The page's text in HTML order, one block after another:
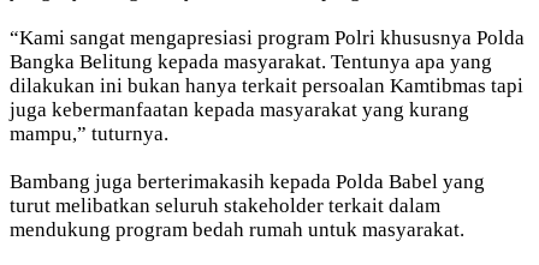
“Kami sangat mengapresiasi program Polri khususnya Polda
Bangka Belitung kepada masyarakat. Tentunya apa yang
dilakukan ini bukan hanya terkait persoalan Kamtibmas tapi
juga kebermanfaatan kepada masyarakat yang kurang
mampu,” tuturnya.
Bambang juga berterimakasih kepada Polda Babel yang
turut melibatkan seluruh stakeholder terkait dalam
mendukung program bedah rumah untuk masyarakat.